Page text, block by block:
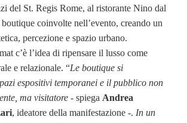
del St. Regis Rome, al ristorante Nino dal
coinvolte nell’evento, creando un
percezione e spazio urbano.
c’è l’idea di ripensare il lusso come
e relazionale. “Le boutique si
espositivi temporanei e il pubblico non
ma visitatore - spiega Andrea
, ideatore della manifestazione -. In un